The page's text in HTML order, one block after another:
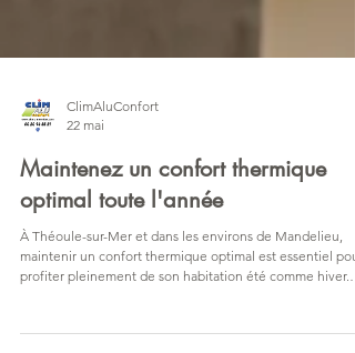
22 mai
Maintenez un confort thermique
optimal toute l'année
À Théoule-sur-Mer et dans les environs de Mandelieu,